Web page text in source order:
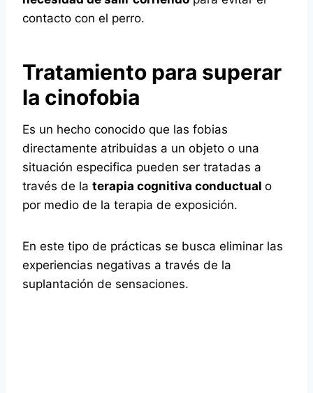
contacto con el perro.
Tratamiento para superar
la cinofobia
Es un hecho conocido que las fobias
directamente atribuidas a un objeto o una
situación especifica pueden ser tratadas a
través de la terapia cognitiva conductual o
por medio de la terapia de exposición.
En este tipo de prácticas se busca eliminar las
experiencias negativas a través de la
suplantación de sensaciones.